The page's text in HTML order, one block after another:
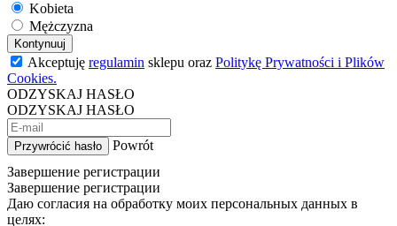
Kobieta
Mężczyzna
Kontynuuj
Akceptuję regulamin sklepu oraz Politykę Prywatności i Plików
Cookies.
ODZYSKAJ HASŁO
ODZYSKAJ HASŁO
Przywrócić hasło
Powrót
Завершение регистрации
Завершение регистрации
Даю согласия на обработку моих персональных данных в
целях: